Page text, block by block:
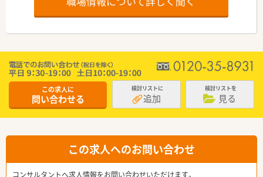
この求人に
問い合わせる
検討リストに
追加
検討リストを
見る
この求人へのお問い合わせ
コンサルタントへ求人情報をお問い合わせいただけます。